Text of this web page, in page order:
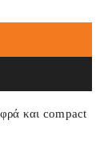
και compact